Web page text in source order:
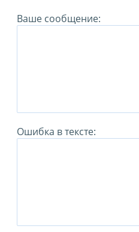
Ваше сообщение:
Ошибка в тексте: